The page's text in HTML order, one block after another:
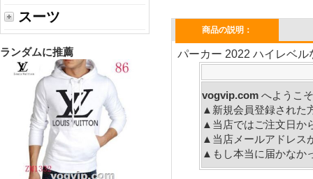
スーツ
ランダムに推薦
商品の説明：
パーカー 2022 ハイレベ
vogvip.com へ
▲新規会員登録された
▲当店ではご注文日か
▲当店メールアドレス
▲もし本当に届かなか